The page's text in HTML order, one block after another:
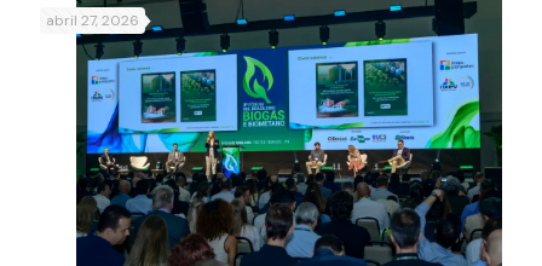
abril 27, 2026